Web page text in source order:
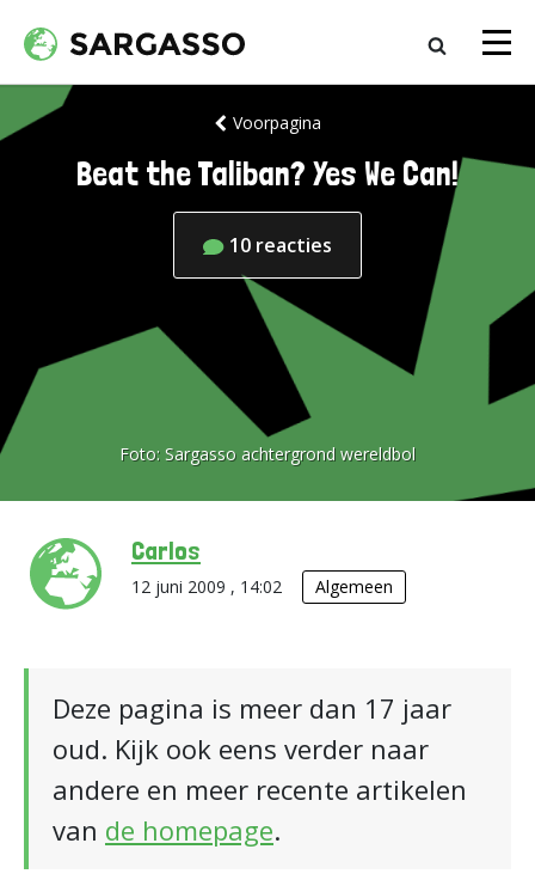
Voorpagina
Beat the Taliban? Yes We Can!
10 reacties
Foto: Sargasso achtergrond wereldbol
Carlos
12 juni 2009 , 14:02 Algemeen
Deze pagina is meer dan 17 jaar
oud. Kijk ook eens verder naar
andere en meer recente artikelen
van de homepage.